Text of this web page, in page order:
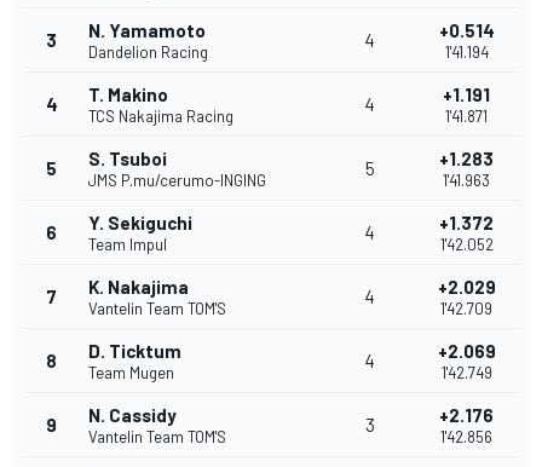
3 N. Yamamoto
Dandelion Racing
4 +0.514
1'41.194
4 T. Makino
TCS Nakajima Racing
4 +1.191
1'41.871
5 S. Tsuboi
JMS P.mu/cerumo-INGING
5 +1.283
1'41.963
6 Y. Sekiguchi
Team Impul
4 +1.372
1'42.052
7 K. Nakajima
Vantelin Team TOM'S
4 +2.029
1'42.709
8 D. Ticktum
Team Mugen
4 +2.069
1'42.749
9 N. Cassidy
Vantelin Team TOM'S
3 +2.176
1'42.856